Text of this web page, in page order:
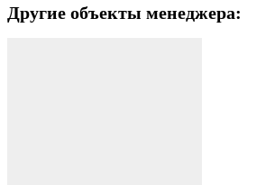
Другие объекты менеджера: